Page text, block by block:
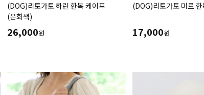
(DOG)리토가토 하린 한복 케이프
(은회색)
26,000원
(DOG)리토가토 미르
17,000원